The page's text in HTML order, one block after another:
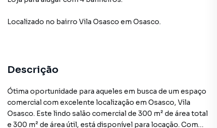
Localizado no bairro Vila Osasco em Osasco.
Descrição
Ótima oportunidade para aqueles em busca de um espaço
comercial com excelente localização em Osasco, Vila
Osasco. Este lindo salão comercial de 300 m² de área total
e 300 m² de área útil, está disponível para locação. Com